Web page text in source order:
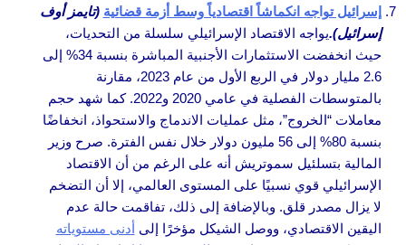
إسرائيل تواجه انكماشاً اقتصادياً وسط أزمة قضائية (تايمز أوف
إسرائيل).يواجه الاقتصاد الإسرائيلي سلسلة من التحديات،
حيث انخفضت الاستثمارات الأجنبية المباشرة بنسبة 34% إلى
2.6 مليار دولار في الربع الأول من عام 2023، مقارنة
بالمتوسطات الفصلية في عامي 2020 و2022. كما شهد حجم
معاملات “الخروج”، مثل عمليات الاندماج والاستحواذ، انخفاضًا
بنسبة 80% إلى 56 مليون دولار خلال نفس الفترة. صرح وزير
المالية بتسلئيل سموتريش أنه على الرغم من أن الاقتصاد
الإسرائيلي قوي نسبيًا على المستوى العالمي، إلا أن التضخم
لا يزال مصدر قلق. وبالإضافة إلى ذلك، تفاقمت حالة عدم
اليقين الاقتصادي، ووصل الشيكل مؤخرًا إلى أدنى مستوياته